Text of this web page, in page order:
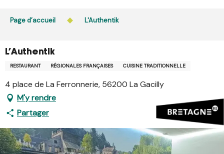
est interdit chaque jour de 21h à 5h en Ille-et-Vilaine et
Page d’accueil L'Authentik
L'Authentik
RESTAURANT RÉGIONALES FRANÇAISES CUISINE TRADITIONNELLE
4 place de La Ferronnerie, 56200 La Gacilly
M'y rendre
Partager